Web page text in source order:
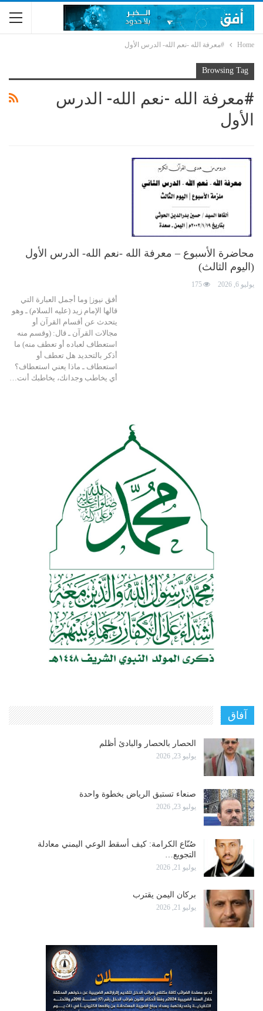
Home #معرفة الله -نعم الله- الدرس الأول
Browsing Tag
#معرفة الله -نعم الله- الدرس
الأول
محاضرة الأسبوع – معرفة الله -نعم الله- الدرس الأول
(اليوم الثالث)
يوليو 6, 2026 175
أفق نيوز| وما أجمل العبارة التي
قالها الإمام زيد (عليه السلام) ـ وهو
يتحدث عن أقسام القرآن أو
مجالات القرآن ـ قال: (وقسم منه
استعطاف لعباده أو تعطف منه) ما
أذكر بالتحديد هل تعطف أو
استعطاف ـ ماذا يعني استعطاف؟
أي يخاطب وجدانك، يخاطبك أنت…
آفاق
الحصار بالحصار والبادئ أظلم
يوليو 23, 2026
صنعاء تستبق الرياض بخطوة واحدة
يوليو 23, 2026
صُنّاع الكرامة: كيف أسقط الوعي اليمني معادلة
التجويع…
يوليو 21, 2026
بركان اليمن يقترب
يوليو 21, 2026